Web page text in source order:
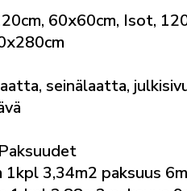
60x60cm, Isot,
seinälaatta,
3,34m2 paksuus